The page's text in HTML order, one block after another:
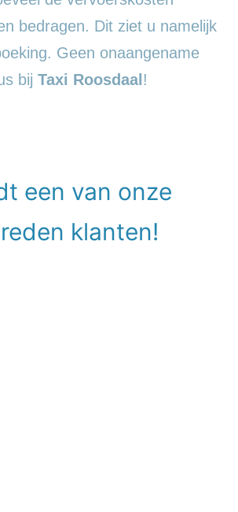
bedragen. Dit ziet u namelijk
Geen onaangename
bij Taxi Roosdaal !
een van onze
klanten!